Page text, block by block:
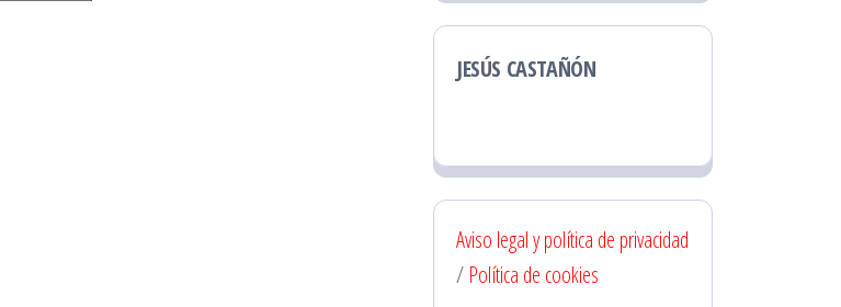
JESÚS CASTAÑÓN
Aviso legal y política de privacidad
/ Política de cookies